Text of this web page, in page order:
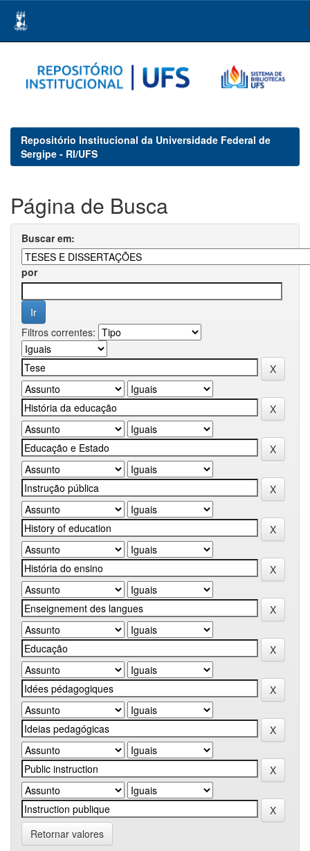
navigation
Repositório Institucional da Universidade Federal de
Sergipe - RI/UFS
Página de Busca
Buscar em:
por
Filtros correntes:
Retornar valores